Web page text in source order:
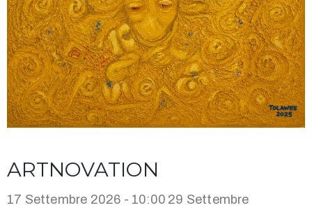
ARTNOVATION
17 Settembre 2026 - 10:00 29 Settembre